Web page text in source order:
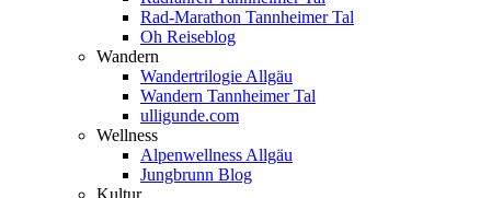
Rad-Marathon Tannheimer Tal
Oh Reiseblog
Wandern
Wandertrilogie Allgäu
Wandern Tannheimer Tal
ulligunde.com
Wellness
Alpenwellness Allgäu
Jungbrunn Blog
Kultur